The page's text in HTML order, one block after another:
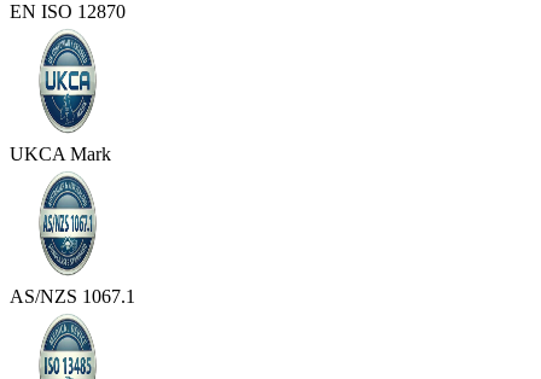
EN ISO 12870
UKCA Mark
AS/NZS 1067.1